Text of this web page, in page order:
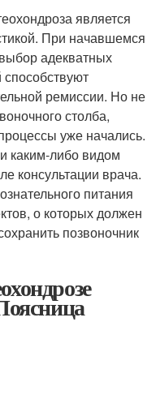
является
При начавшемся
адекватных
ремиссии. Но не
столба,
уже начались.
каким-либо видом
консультации врача.
питания
о которых должен
позвоночник